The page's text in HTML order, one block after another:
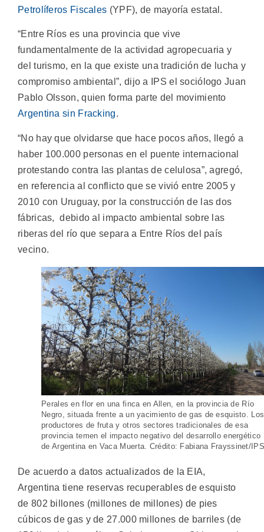
Petrolíferos Fiscales (YPF), de mayoría estatal.
“Entre Ríos es una provincia que vive
fundamentalmente de la actividad agropecuaria y
del turismo, en la que existe una tradición de lucha y
compromiso ambiental”, dijo a IPS el sociólogo Juan
Pablo Olsson, quien forma parte del movimiento
Argentina sin Fracking.
“No hay que olvidarse que hace pocos años, llegó a
haber 100.000 personas en el puente internacional
protestando contra las plantas de celulosa”, agregó,
en referencia al conflicto que se vivió entre 2005 y
2010 con Uruguay, por la construcción de las dos
fábricas, debido al impacto ambiental sobre las
riberas del río que separa a Entre Ríos del país
vecino.
Perales en flor en una finca en Allen, en la provincia de Río
Negro, situada frente a un yacimiento de gas de esquisto. Los
productores de fruta y otros sectores tradicionales de esa
provincia temen el impacto negativo del desarrollo energético
de Argentina en Vaca Muerta. Crédito: Fabiana Frayssinet/IPS
De acuerdo a datos actualizados de la EIA,
Argentina tiene reservas recuperables de esquisto
de 802 billones (millones de millones) de pies
cúbicos de gas y de 27.000 millones de barriles (de